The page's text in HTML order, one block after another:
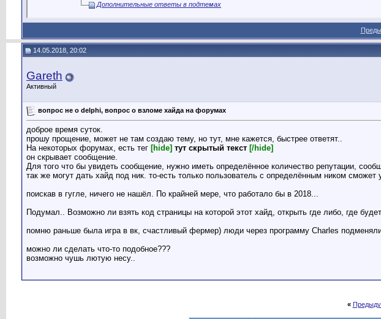
Дополнительные ответы в подтемах
14.05.2018, 20:02
Gareth
Активный
вопрос не о delphi, вопрос о взломе хайда на форумах
доброе время суток.
прошу прощение, может не там создаю тему, но тут, мне кажется, быстрее ответят..
На некоторых форумах, есть тег [hide] тут скрытый текст [/hide]
он скрывает сообщение.
Для того что бы увидеть сообщение, нужно иметь определённое количество репутации,
так же могут дать хайд под ник. то-есть только пользователь с определённым ником сможет
поискав в гугле, ничего не нашёл. По крайней мере, что работало бы в 2018...
Подумал.. Возможно ли взять код страницы на которой этот хайд, открыть где либо, где
помню раньше была игра в вк, счастливый фермер) люди через программу Charles
можно ли сделать что-то подобное???
возможно чушь лютую несу..
«